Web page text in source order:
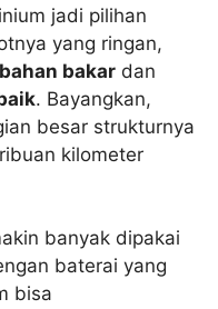
jadi pilihan
yang ringan,
bakar dan
. Bayangkan,
besar strukturnya
kilometer
banyak dipakai
baterai yang
bisa